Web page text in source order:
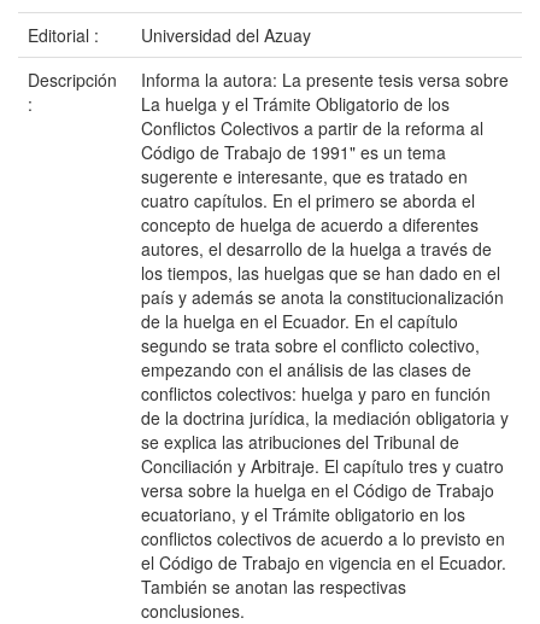
Editorial :
Universidad del Azuay
Descripción
:
Informa la autora: La presente tesis versa sobre
La huelga y el Trámite Obligatorio de los
Conflictos Colectivos a partir de la reforma al
Código de Trabajo de 1991" es un tema
sugerente e interesante, que es tratado en
cuatro capítulos. En el primero se aborda el
concepto de huelga de acuerdo a diferentes
autores, el desarrollo de la huelga a través de
los tiempos, las huelgas que se han dado en el
país y además se anota la constitucionalización
de la huelga en el Ecuador. En el capítulo
segundo se trata sobre el conflicto colectivo,
empezando con el análisis de las clases de
conflictos colectivos: huelga y paro en función
de la doctrina jurídica, la mediación obligatoria y
se explica las atribuciones del Tribunal de
Conciliación y Arbitraje. El capítulo tres y cuatro
versa sobre la huelga en el Código de Trabajo
ecuatoriano, y el Trámite obligatorio en los
conflictos colectivos de acuerdo a lo previsto en
el Código de Trabajo en vigencia en el Ecuador.
También se anotan las respectivas
conclusiones.